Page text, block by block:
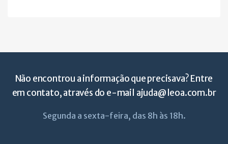
Não encontrou a informação que precisava? Entre
em contato, através do e-mail ajuda@leoa.com.br
Segunda a sexta-feira, das 8h às 18h.